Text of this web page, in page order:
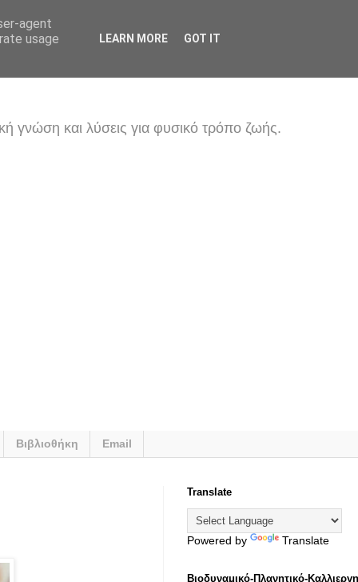
γνώση και λύσεις για φυσικό τρόπο ζωής.
Βιβλιοθήκη Email
Translate
Powered by Translate
Βιοδυναμικό-Πλανητικό-
agent
usage
LEARN MORE GOT IT